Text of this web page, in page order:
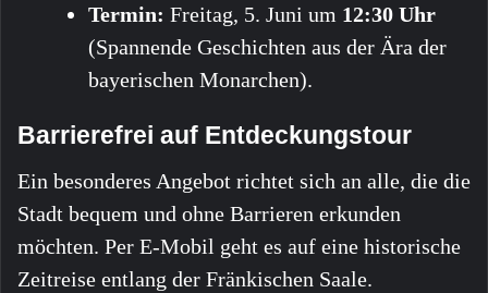
Termin: Freitag, 5. Juni um 12:30 Uhr
(Spannende Geschichten aus der Ära der
bayerischen Monarchen).
Barrierefrei auf Entdeckungstour
Ein besonderes Angebot richtet sich an alle, die die
Stadt bequem und ohne Barrieren erkunden
möchten. Per E-Mobil geht es auf eine historische
Zeitreise entlang der Fränkischen Saale.